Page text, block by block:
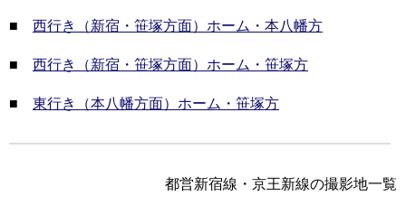
■ 西行き（新宿・笹塚方面）ホーム・本八幡方
■ 西行き（新宿・笹塚方面）ホーム・笹塚方
■ 東行き（本八幡方面）ホーム・笹塚方
都営新宿線・京王新線の撮影地一覧